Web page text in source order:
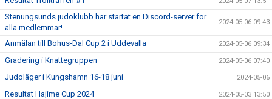
Stenungsunds judoklubb har startat en Discord-server för
alla medlemmar!
2024-05-06 09:43
Anmälan till Bohus-Dal Cup 2 i Uddevalla 2024-05-06 09:34
Gradering i Knattegruppen 2024-05-06 07:40
Judoläger i Kungshamn 16-18 juni 2024-05-06
Resultat Hajime Cup 2024 2024-05-03 13:50